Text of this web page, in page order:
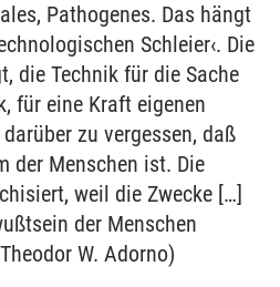
Pathogenes. Das hängt
Schleier‹. Die
die Technik für die Sache
für eine Kraft eigenen
zu vergessen, daß
der Menschen ist. Die
weil die Zwecke […]
der Menschen
W. Adorno)